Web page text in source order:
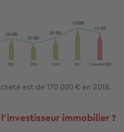
est de 170 000 € en 2018.
immobilier ?